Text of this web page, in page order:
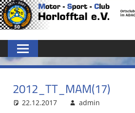
Zum
Inhalt
MSC
E.V.
2012_TT_MAM(17)
22.12.2017 admin